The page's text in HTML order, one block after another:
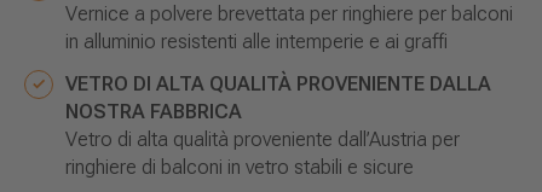
Vernice a polvere brevettata per ringhiere per balconi
in alluminio resistenti alle intemperie e ai graffi
VETRO DI ALTA QUALITÀ PROVENIENTE DALLA
NOSTRA FABBRICA
Vetro di alta qualità proveniente dall’Austria per
ringhiere di balconi in vetro stabili e sicure